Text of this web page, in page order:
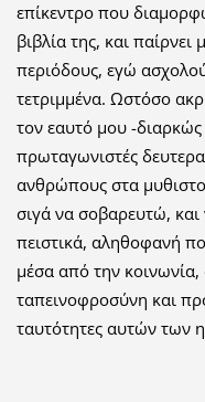
επίκεντρο που
βιβλία της, και παίρνει
περιόδους, εγώ
τετριμμένα. Ωστόσο
τον εαυτό μου -
πρωταγωνιστές
ανθρώπους στα
σιγά να σοβαρευτώ,
πειστικά, αληθοφανή
μέσα από την
ταπεινοφροσύνη και
ταυτότητες αυτών των